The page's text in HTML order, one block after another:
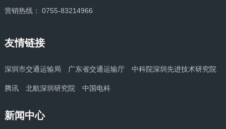
营销热线： 0755-83214966
友情链接
深圳市交通运输局 广东省交通运输厅 中科院深圳先进技术研究院
腾讯 北航深圳研究院 中国电科
新闻中心